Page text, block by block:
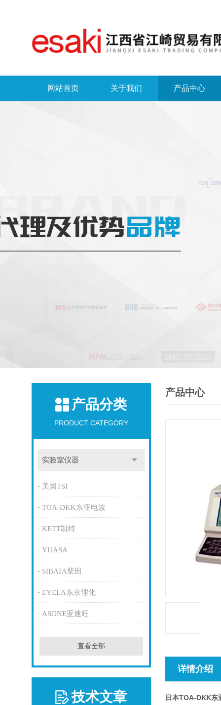
网站首页 关于我们 产品中心
产品分类
PRODUCT CATEGORY
实验室仪器
美国TSI
TOA-DKK东亚电波
KETT凯特
YUASA
SIBATA柴田
EYELA东京理化
ASONE亚速旺
查看全部
技术文章
产品中心
详情介绍
日本TOA-DKK东